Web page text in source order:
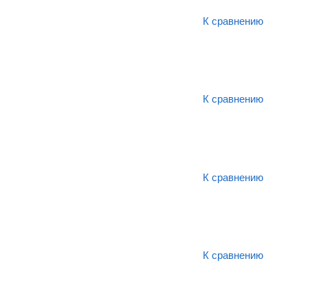
К сравнению
К сравнению
К сравнению
К сравнению